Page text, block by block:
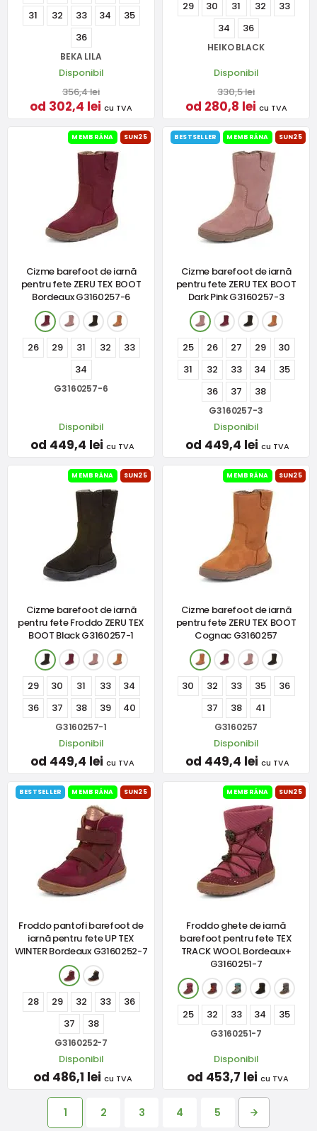
31
32 33 34
35
36
BEKA LILA
Disponibil
356,4 lei
od 302,4 lei cu TVA
29 30 31 32
33
34
36
HEIKO BLACK
Disponibil
330,5 lei
od 280,8 lei cu TVA
MEMBRÁNA SUN25
Cizme barefoot de iarnă
pentru fete ZERU TEX BOOT
Bordeaux G3160257-6
26 29 31 32
33
34
G3160257-6
Disponibil
od 449,4 lei cu TVA
BESTSELLER MEMBRÁNA SUN25
Cizme barefoot de iarnă
pentru fete ZERU TEX BOOT
Dark Pink G3160257-3
25 26 27 29
30
31
32 33 34
35
36
37 38
G3160257-3
Disponibil
od 449,4 lei cu TVA
MEMBRÁNA SUN25
Cizme barefoot de iarnă
pentru fete Froddo ZERU TEX
BOOT Black G3160257-1
29 30 31 33
34
36
37 38 39 40
G3160257-1
Disponibil
od 449,4 lei cu TVA
MEMBRÁNA SUN25
Cizme barefoot de iarnă
pentru fete ZERU TEX BOOT
Cognac G3160257
30 32 33 35
36
37
38 41
G3160257
Disponibil
od 449,4 lei cu TVA
BESTSELLER MEMBRÁNA SUN25
Froddo pantofi barefoot de
iarnă pentru fete UP TEX
WINTER Bordeaux G3160252-7
28 29 32 33
36
37
38
G3160252-7
Disponibil
od 486,1 lei cu TVA
MEMBRÁNA SUN25
Froddo ghete de iarnă
barefoot pentru fete TEX
TRACK WOOL Bordeaux+
G3160251-7
25 32 33 34 35
G3160251-7
Disponibil
od 453,7 lei cu TVA
1 2 3 4 5